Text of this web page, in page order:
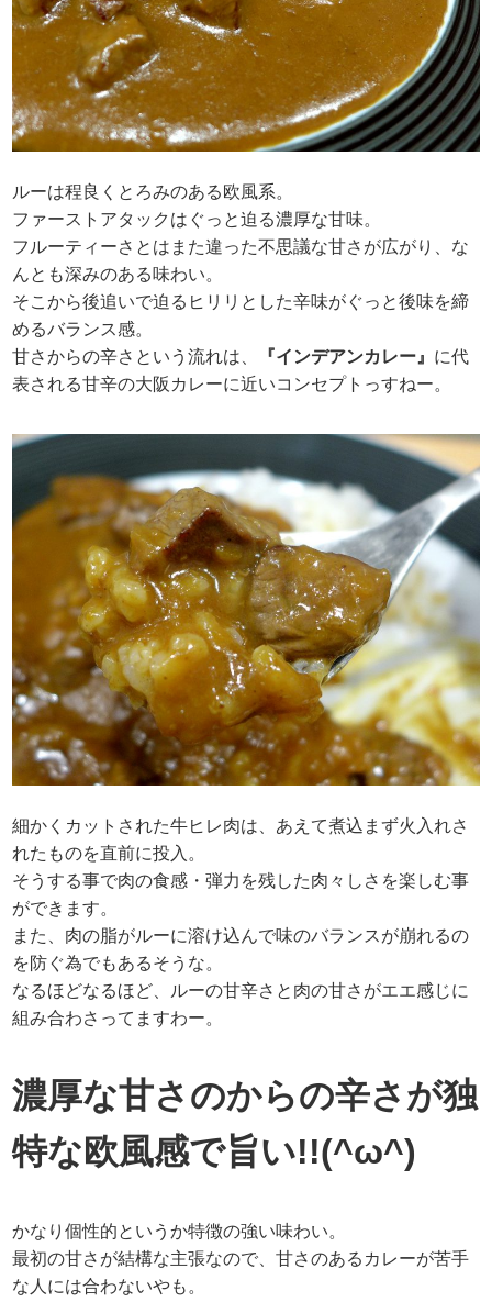
ルーは程良くとろみのある欧風系。
ファーストアタックはぐっと迫る濃厚な甘味。
フルーティーさとはまた違った不思議な甘さが広がり、な
んとも深みのある味わい。
そこから後追いで迫るヒリリとした辛味がぐっと後味を締
めるバランス感。
甘さからの辛さという流れは、
『インデアンカレー』 に代
表される甘辛の大阪カレーに近いコンセプトっすねー。
細かくカットされた牛ヒレ肉は、あえて煮込まず火入れさ
れたものを直前に投入。
そうする事で肉の食感・弾力を残した肉々しさを楽しむ事
ができます。
また、肉の脂がルーに溶け込んで味のバランスが崩れるの
を防ぐ為でもあるそうな。
なるほどなるほど、ルーの甘辛さと肉の甘さがエエ感じに
組み合わさってますわー。
濃厚な甘さのからの辛さが独
特な欧風感で旨い!!(^ω^)
かなり個性的というか特徴の強い味わい。
最初の甘さが結構な主張なので、甘さのあるカレーが苦手
な人には合わないやも。